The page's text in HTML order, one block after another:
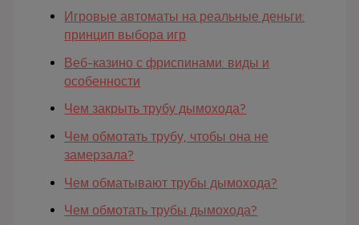
Игровые автоматы на реальные деньги:
принцип выбора игр
Веб-казино с фриспинами: виды и
особенности
Чем закрыть трубу дымохода?
Чем обмотать трубу, чтобы она не
замерзала?
Чем обматывают трубы дымохода?
Чем обмотать трубы дымохода?